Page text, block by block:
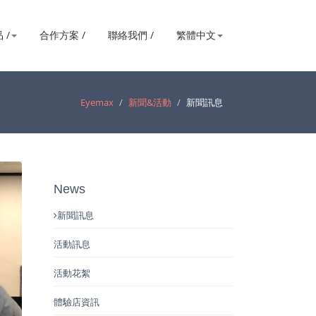
/ 合作方案 / 聯絡我們 / 繁體中文
Eyemax 新聞&活動 新聞訊息
News
新聞訊息
活動訊息
活動花絮
體驗店資訊